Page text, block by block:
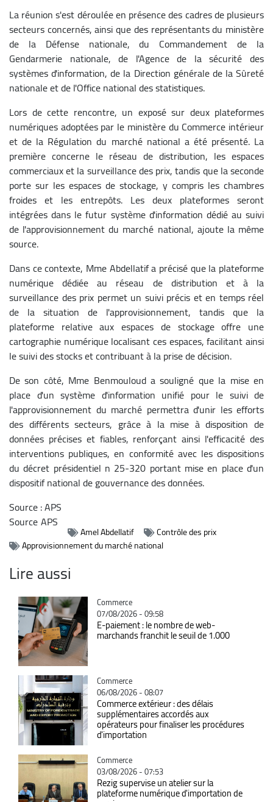
La réunion s'est déroulée en présence des cadres de plusieurs
secteurs concernés, ainsi que des représentants du ministère
de la Défense nationale, du Commandement de la
Gendarmerie nationale, de l'Agence de la sécurité des
systèmes d'information, de la Direction générale de la Sûreté
nationale et de l'Office national des statistiques.
Lors de cette rencontre, un exposé sur deux plateformes
numériques adoptées par le ministère du Commerce intérieur
et de la Régulation du marché national a été présenté. La
première concerne le réseau de distribution, les espaces
commerciaux et la surveillance des prix, tandis que la seconde
porte sur les espaces de stockage, y compris les chambres
froides et les entrepôts. Les deux plateformes seront
intégrées dans le futur système d'information dédié au suivi
de l'approvisionnement du marché national, ajoute la même
source.
Dans ce contexte, Mme Abdellatif a précisé que la plateforme
numérique dédiée au réseau de distribution et à la
surveillance des prix permet un suivi précis et en temps réel
de la situation de l'approvisionnement, tandis que la
plateforme relative aux espaces de stockage offre une
cartographie numérique localisant ces espaces, facilitant ainsi
le suivi des stocks et contribuant à la prise de décision.
De son côté, Mme Benmouloud a souligné que la mise en
place d'un système d'information unifié pour le suivi de
l'approvisionnement du marché permettra d'unir les efforts
des différents secteurs, grâce à la mise à disposition de
données précises et fiables, renforçant ainsi l'efficacité des
interventions publiques, en conformité avec les dispositions
du décret présidentiel n 25-320 portant mise en place d'un
dispositif national de gouvernance des données.
Source : APS
SourceAPS
Amel Abdellatif
Contrôle des prix
Approvisionnement du marché national
Lire aussi
Catégorie
Commerce
07/08/2026 - 09:58
E-paiement : le nombre de web-
marchands franchit le seuil de 1.000
Catégorie
Commerce
06/08/2026 - 08:07
Commerce extérieur : des délais
supplémentaires accordés aux
opérateurs pour finaliser les procédures
d'importation
Catégorie
Commerce
03/08/2026 - 07:53
Rezig supervise un atelier sur la
plateforme numérique d'importation de